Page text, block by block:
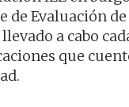
de Evaluación
a cabo
que